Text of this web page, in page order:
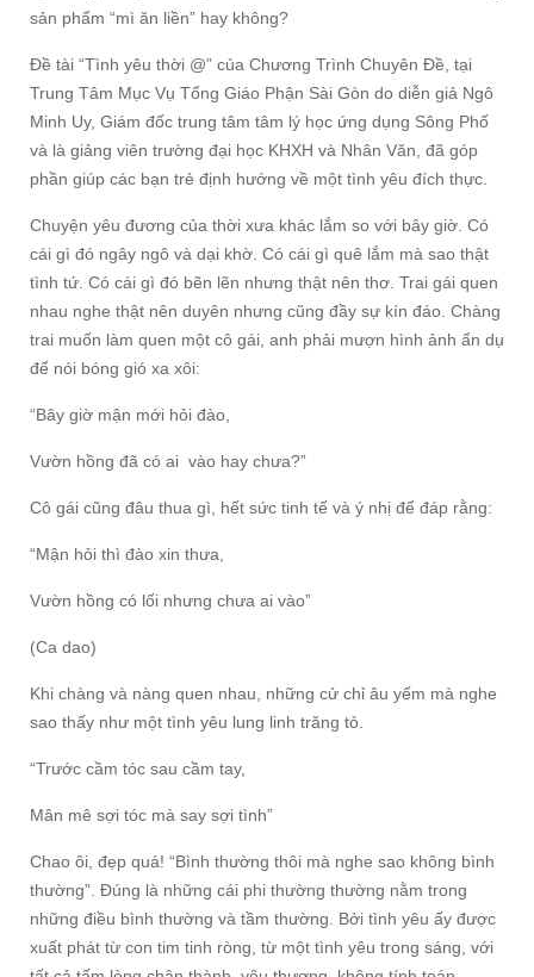
sản phẩm “mì ăn liền” hay không?
Đề tài “Tình yêu thời @” của Chương Trình Chuyên Đề, tại
Trung Tâm Mục Vụ Tổng Giáo Phận Sài Gòn do diễn giả Ngô
Minh Uy, Giám đốc trung tâm tâm lý học ứng dụng Sông Phố
và là giảng viên trường đại học KHXH và Nhân Văn, đã góp
phần giúp các bạn trẻ định hướng về một tình yêu đích thực.
Chuyện yêu đương của thời xưa khác lắm so với bây giờ. Có
cái gì đó ngây ngô và dại khờ. Có cái gì quê lắm mà sao thật
tình tứ. Có cái gì đó bẽn lẽn nhưng thật nên thơ. Trai gái quen
nhau nghe thật nên duyên nhưng cũng đầy sự kín đáo. Chàng
trai muốn làm quen một cô gái, anh phải mượn hình ảnh ẩn dụ
để nói bóng gió xa xôi:
“Bây giờ mận mới hỏi đào,
Vườn hồng đã có ai vào hay chưa?”
Cô gái cũng đâu thua gì, hết sức tinh tế và ý nhị để đáp rằng:
“Mận hỏi thì đào xin thưa,
Vườn hồng có lối nhưng chưa ai vào”
(Ca dao)
Khi chàng và nàng quen nhau, những cử chỉ âu yếm mà nghe
sao thấy như một tình yêu lung linh trăng tỏ.
“Trước cầm tóc sau cầm tay,
Mân mê sợi tóc mà say sợi tình”
Chao ôi, đẹp quá! “Bình thường thôi mà nghe sao không bình
thường”. Đúng là những cái phi thường thường nằm trong
những điều bình thường và tầm thường. Bởi tình yêu ấy được
xuất phát từ con tim tinh ròng, từ một tình yêu trong sáng, với